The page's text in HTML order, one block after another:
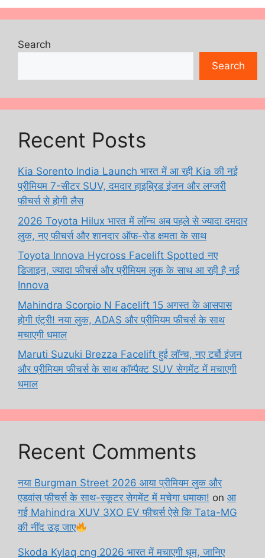
Search
Search
Recent Posts
Kia Sorento India Launch भारत में आ रही Kia की नई
प्रीमियम 7-सीटर SUV, दमदार हाइब्रिड इंजन और लग्जरी
फीचर्स से होगी लैस
2026 Toyota Hilux भारत में लॉन्च अब पहले से ज्यादा दमदार
लुक, नए फीचर्स और शानदार ऑफ-रोड क्षमता के साथ
Toyota Innova Hycross Facelift Spotted नए
डिजाइन, ज्यादा फीचर्स और प्रीमियम लुक के साथ आ रही है नई
Innova
Mahindra Scorpio N Facelift 15 अगस्त के आसपास
होगी एंट्री! नया लुक, ADAS और प्रीमियम फीचर्स के साथ
मचाएगी धमाल
Maruti Suzuki Brezza Facelift हुई लॉन्च, नए टर्बो इंजन
और प्रीमियम फीचर्स के साथ कॉम्पैक्ट SUV सेगमेंट में मचाएगी
धमाल
Recent Comments
नया Burgman Street 2026 आया प्रीमियम लुक और
एडवांस फीचर्स के साथ-स्कूटर सेगमेंट में मचेगा धमाका! on आ
गई Mahindra XUV 3XO EV फीचर्स ऐसे कि Tata-MG
की नींद उड़ जाए
Skoda Kylaq cng 2026 भारत में मचाएगी धूम, जानिए